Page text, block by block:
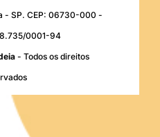
- SP. CEP: 06730-000 -
0001-94
- Todos os direitos